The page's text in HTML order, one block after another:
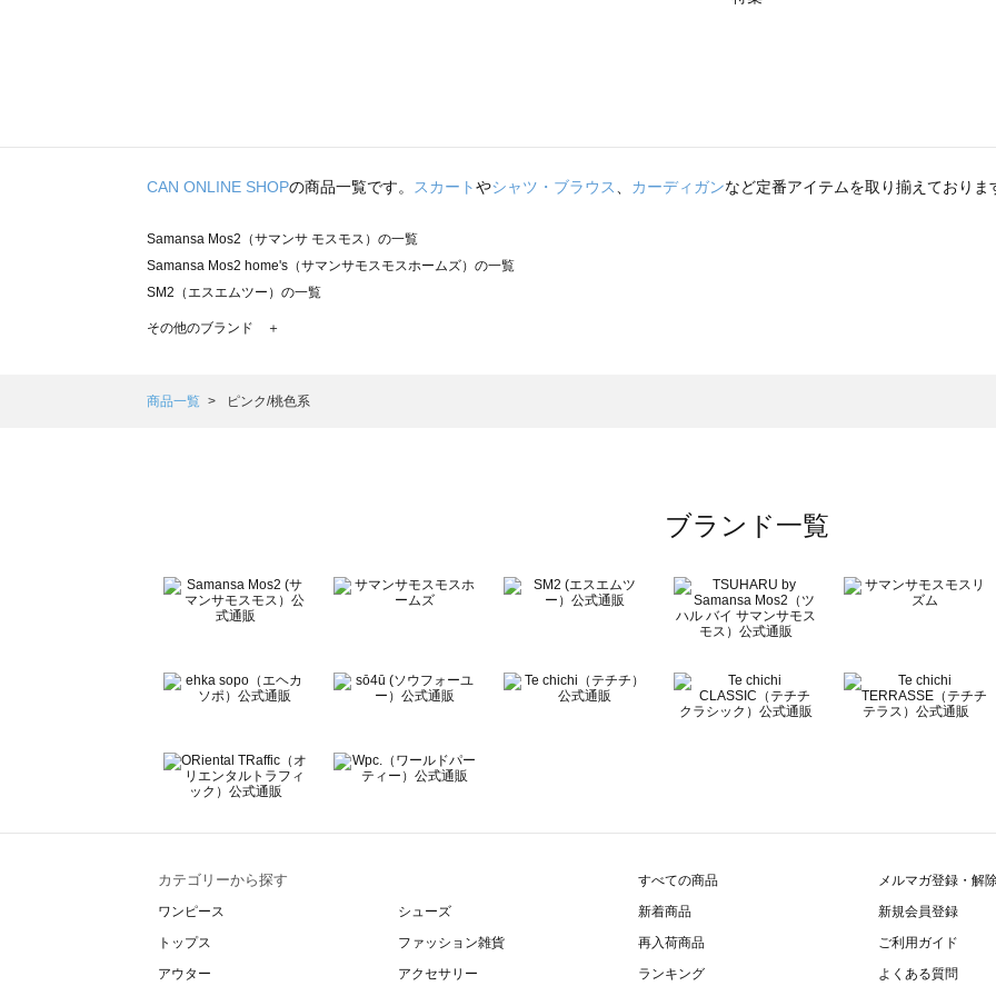
CAN ONLINE SHOPの商品一覧です。 スカートやシャツ・ブラウス カーディガンなど定番アイテムを取り揃えておりま
Samansa Mos2（サマンサ モスモス）の一覧
Samansa Mos2 home's（サマンサモスモスホームズ）の一覧
SM2（エスエムツー）の一覧
TSUHARU by Samansa Mos2（ツハルバイサマンサモスモス）の一覧
Samansa Mos2 Lagom（サマンサモスモス ラーゴム）の一覧
BETTY'S BLUE（べティーズブルー）の一覧
Wpc.（ワールドパーティー）の一覧
その他のブランド ＋
商品一覧 ピンク/桃色系
ブランド一覧
カテゴリーから探す
ワンピース
トップス
アウター
シューズ
ファッション雑貨
アクセサリー
すべての商品
新着商品
再入荷商品
ランキング
メルマガ登録・解
新規会員登録
ご利用ガイド
よくある質問